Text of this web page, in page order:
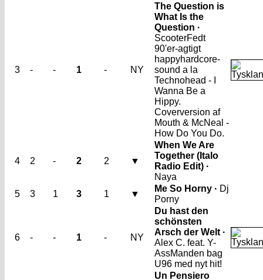
3 - - 1 - NY
The Question is
What Is the
Question ·
ScooterFedt
90'er-agtigt
happyhardcore-
sound a la
Technohead - I
Wanna Be a
Hippy.
Coverversion af
Mouth & McNeal -
How Do You Do.
4 2 - 2 2 ▼
When We Are
Together (Italo
Radio Edit) ·
Naya
5
3 1 3 1 ▼
Me So Horny · Dj
Porny
6 - - 1 - NY
Du hast den
schönsten
Arsch der Welt ·
Alex C. feat. Y-
AssManden bag
U96 med nyt hit!
Un Pensiero